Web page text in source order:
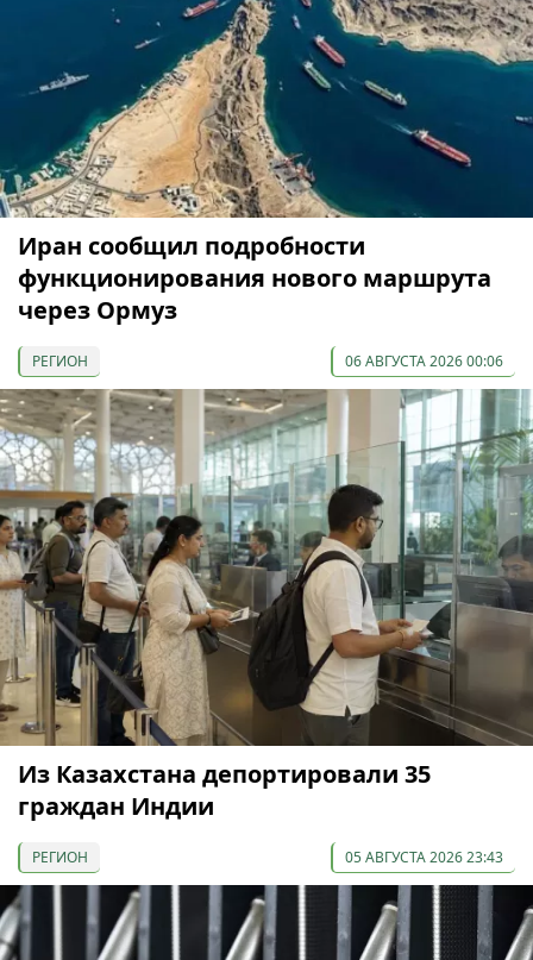
Иран сообщил подробности
функционирования нового маршрута
через Ормуз
РЕГИОН 06 АВГУСТА 2026 00:06
Из Казахстана депортировали 35
граждан Индии
РЕГИОН 05 АВГУСТА 2026 23:43